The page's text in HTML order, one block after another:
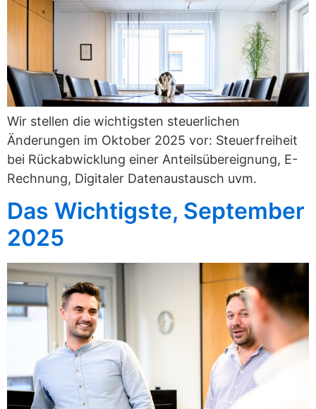
Wir stellen die wichtigsten steuerlichen
Änderungen im Oktober 2025 vor: Steuerfreiheit
bei Rückabwicklung einer Anteilsübereignung, E-
Rechnung, Digitaler Datenaustausch uvm.
Das Wichtigste, September
2025